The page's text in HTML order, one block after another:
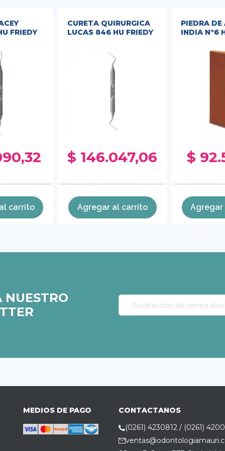
FRIEDY
carrito
CURETA QUIRURGICA
LUCAS 846 HU FRIEDY
$ 146.047,06
Agregar al carrito
PIEDRA
INDIA Nº6
$
NUESTRO
MEDIOS DE PAGO
CONTACTANOS
(0261) 4230812 / (0261)